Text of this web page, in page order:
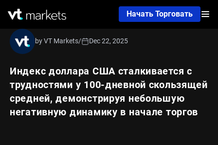
Начать Торговать
Индекс доллара США сталкивается с
трудностями у 100-дневной скользящей
средней, демонстрируя небольшую
негативную динамику в начале торгов
by VT Markets/ Dec 22, 2025